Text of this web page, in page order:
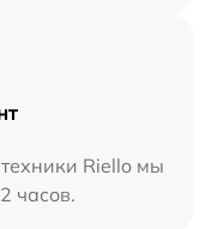
Riello мы
часов.